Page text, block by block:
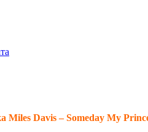
Miles Davis – Someday My